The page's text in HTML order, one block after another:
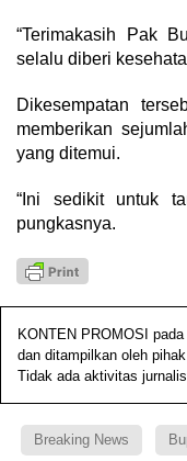
“Terimakasih Pak
selalu diberi
Dikesempatan
memberikan
yang ditemui.
“Ini sedikit untuk
pungkasnya.
KONTEN PROMOSI
dan ditampilkan oleh
Tidak ada aktivitas
Breaking News